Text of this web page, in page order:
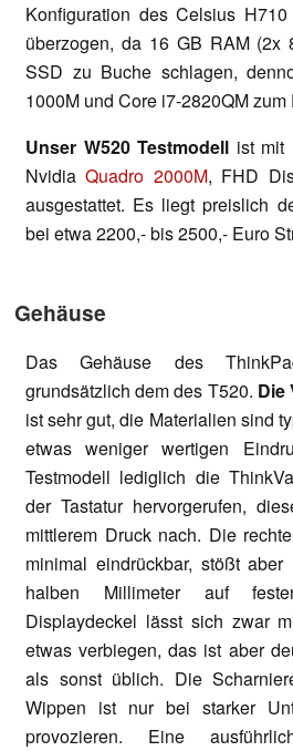
Konfiguration des Celsius
überzogen, da 16 GB RAM (2x
SSD zu Buche schlagen,
1000M und Core i7-2820QM
Unser W520 Testmodell ist mit
NvidiaQuadro 2000M, FHD
ausgestattet. Es liegt preislich
bei etwa 2200,- bis 2500,- Euro
Gehäuse
Das Gehäuse des
grundsätzlich dem des T520. Die
ist sehr gut, die Materialien sind
etwas weniger wertigen
Testmodell lediglich die
der Tastatur hervorgerufen,
mittlerem Druck nach. Die
minimal eindrückbar, stößt
halben Millimeter auf
Displaydeckel lässt sich zwar
etwas verbiegen, das ist aber
als sonst üblich. Die
Wippen ist nur bei starker
provozieren. Eine